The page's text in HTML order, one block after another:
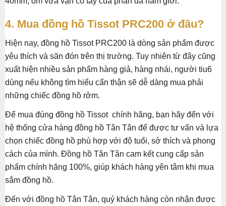
4. Mua đồng hồ Tissot PRC200 ở đâu?
Hiện nay, đồng hồ Tissot PRC200 là dòng sản phẩm được
yêu thích và săn đón trên thị trường. Tuy nhiên từ đây cũng
xuất hiện nhiều sản phẩm hàng giả, hàng nhái, người tiu6
dùng nếu không tìm hiểu cẩn thận sẽ dễ dàng mua phải
những chiếc đồng hồ rởm.
Để mua đúng đồng hồ Tissot chính hãng, bạn hãy đến với
hệ thống cửa hàng đồng hồ Tân Tân để được tư vấn và lựa
chọn chiếc đồng hồ phù hợp với độ tuổi, sở thích và phong
cách của mình. Đồng hồ Tân Tân cam kết cung cấp sản
phẩm chính hãng 100%, giúp khách hàng yên tâm khi mua
sắm đồng hồ.
Đến với đồng hồ Tân Tân, quý khách hàng còn nhận được